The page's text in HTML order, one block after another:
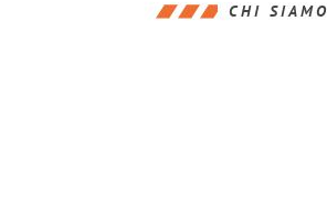
CHI SIAMO